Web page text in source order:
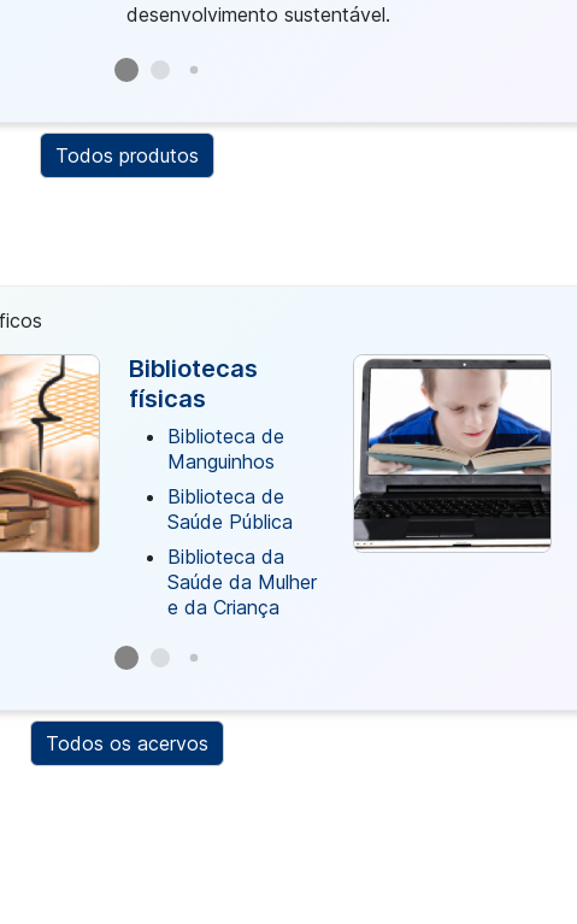
desenvolvimento sustentável.
Todos produtos
Bibliotecas
físicas
Biblioteca de
Manguinhos
Biblioteca de
Saúde Pública
Biblioteca da
Saúde da Mulher
e da Criança
Todos os acervos